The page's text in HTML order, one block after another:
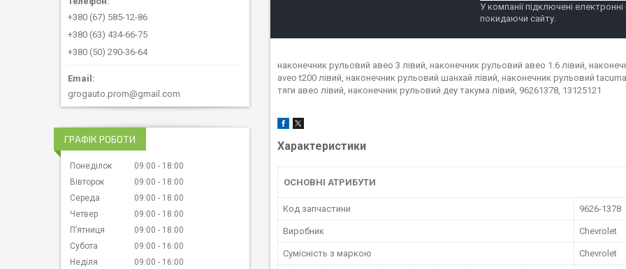
У компанії підключені
покидаючи сайту.
наконечник рульовий авео 3 лівий, наконечник рульовий авео 1.6 лівий,
aveo t200 лівий, наконечник рульовий шанхай лівий, наконечник рульовий
тяги авео лівий, наконечник рульовий деу такума лівий, 96261378, 13125121
Характеристики
ОСНОВНІ АТРИБУТИ
Код запчастини 9626-1378
Виробник Chevrolet
Сумісність з маркою Chevrolet
+380 (67) 585-12-86
+380 (63) 434-66-75
+380 (50) 290-36-64
grogauto.prom@gmail.com
ГРАФІК РОБОТИ
Понеділок 09:00
18:00
Вівторок
09:00
18:00
Середа
09:00
18:00
Четвер
09:00
18:00
Пʼятниця
09:00
18:00
Субота
09:00
16:00
Неділя
09:00 16:00